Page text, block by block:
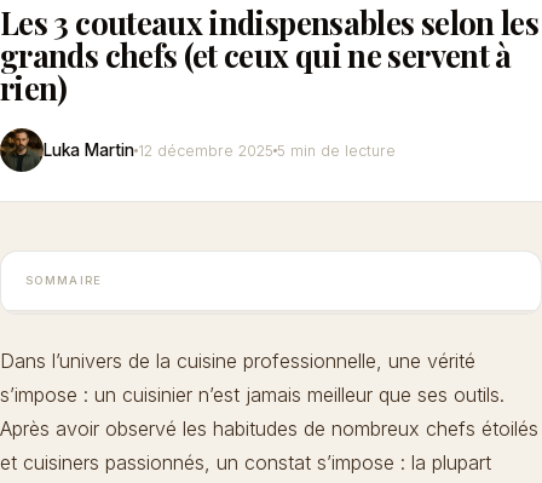
Les 3 couteaux indispensables selon les
grands chefs (et ceux qui ne servent à
rien)
Luka Martin 12 décembre 2025 5 min de lecture
SOMMAIRE
Dans l’univers de la cuisine professionnelle, une vérité
s’impose : un cuisinier n’est jamais meilleur que ses outils.
Après avoir observé les habitudes de nombreux chefs étoilés
et cuisiners passionnés, un constat s’impose : la plupart